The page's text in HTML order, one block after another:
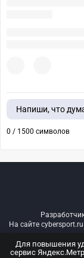
Напиши, что
0 / 1500 символов
На сайте
© ООО
Для повышения
сервис